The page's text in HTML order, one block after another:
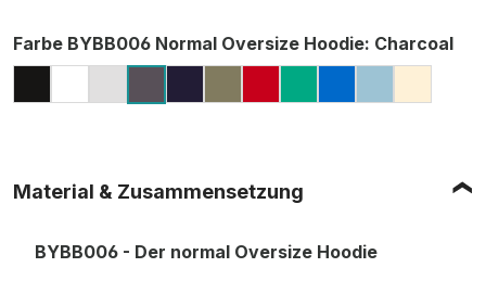
Farbe BYBB006 Normal Oversize Hoodie
auswählen : Charcoal
Material & Zusammensetzung
BYBB006 - Der normal Oversize Hoodie